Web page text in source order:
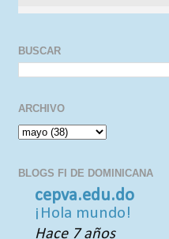
BUSCAR
ARCHIVO
BLOGS FI DE DOMINICANA
cepva.edu.do
¡Hola mundo!
Hace 7 años